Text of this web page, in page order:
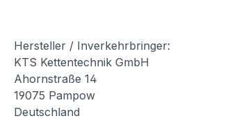
Hersteller / Inverkehrbringer:
KTS Kettentechnik GmbH
Ahornstraße 14
19075 Pampow
Deutschland